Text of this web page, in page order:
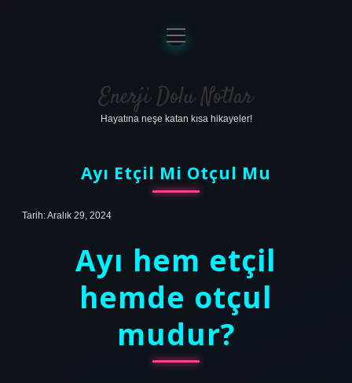
Anasayfa
Gizlilik Politikası
Yasal Uyarı
menüyü
aç
Enerji Dolu Notlar
Hayatına neşe katan kısa hikayeler!
Ayı Etçil Mi Otçul Mu
Tarih: Aralık 29, 2024
Ayı hem etçil
hemde otçul
mudur?